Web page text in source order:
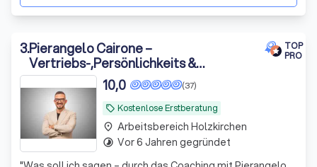
3.Pierangelo Cairone –
Vertriebs-,Persönlichkeits &
Karrierecoaching für Menschen, die
sich beruflich oder persönlich
festgefahren fühlen
TOP
PRO
local_offer Kostenlose Erstberatung
(37)
10,0
place Arbeitsbereich Holzkirchen
timelapse Vor 6 Jahren gegründet